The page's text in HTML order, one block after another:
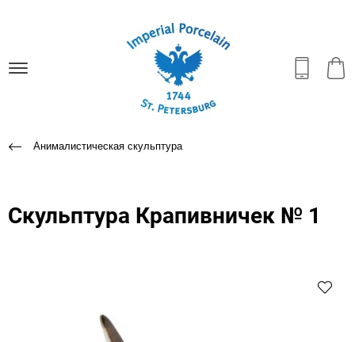
Анималистическая скульптура
Скульптура Крапивничек № 1